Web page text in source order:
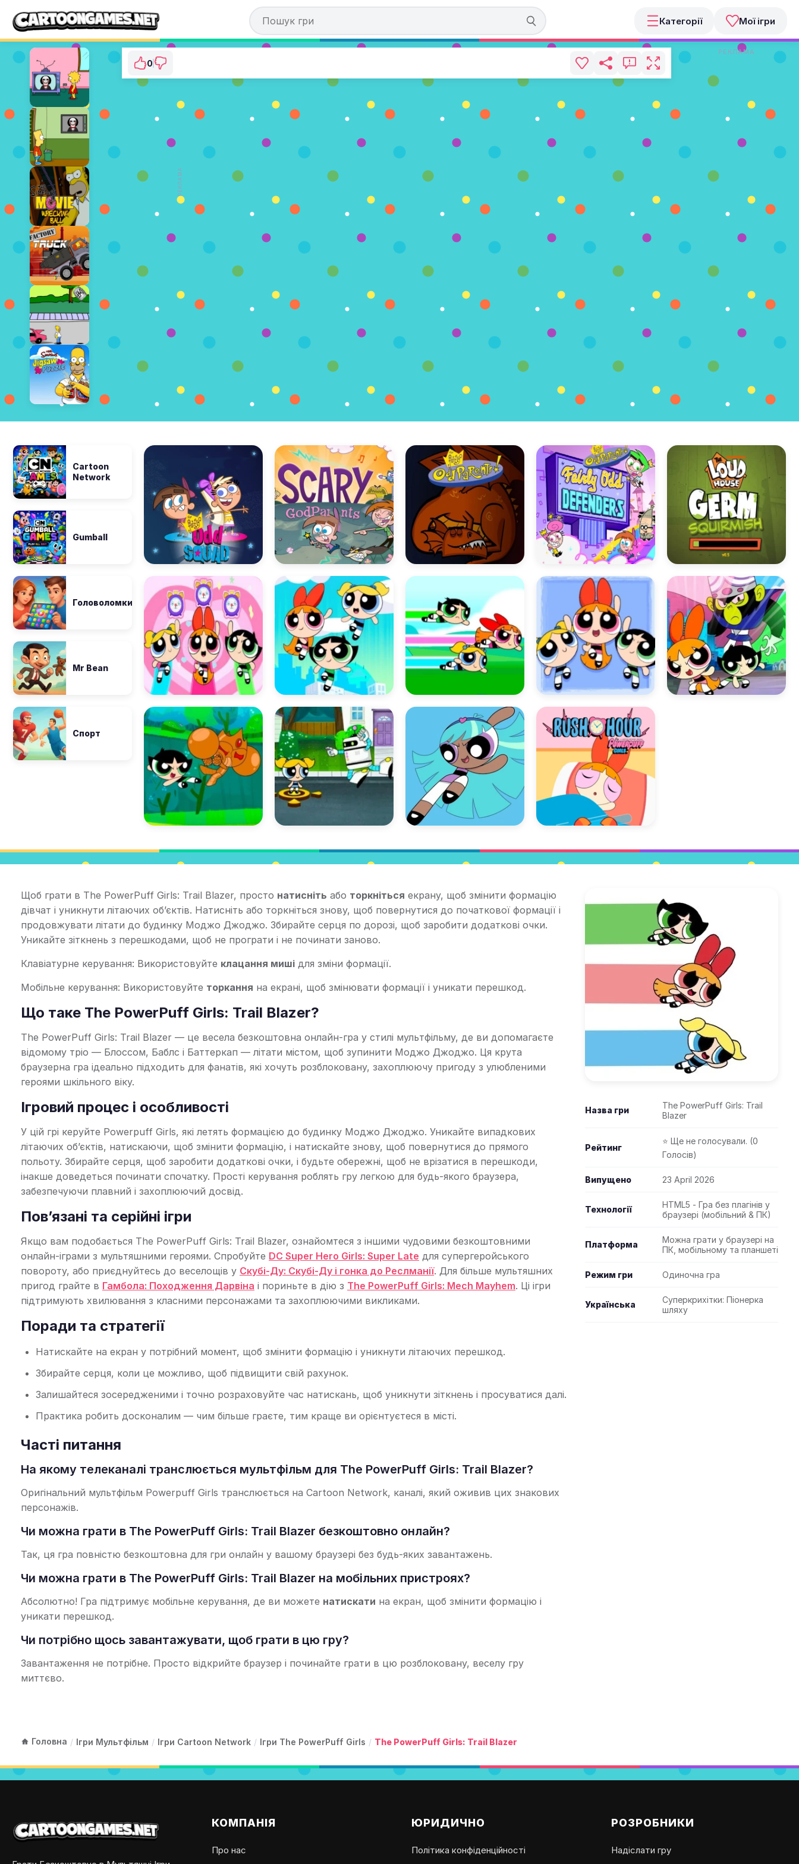
Категорії Мої ігри
⭐ Ще не голосували. (0 Голосів)
ГРАТИ ЗАРАЗ
0
РЕКЛАМА
РЕКЛАМА
Cartoon
Network
Gumball
Головоломки
Mr Bean
Спорт
Щоб грати в The PowerPuff Girls: Trail Blazer, просто натисніть або торкніться екрану, щоб змінити формацію
дівчат і уникнути літаючих об’єктів. Натисніть або торкніться знову, щоб повернутися до початкової формації і
продовжувати літати до будинку Моджо Джоджо. Збирайте серця по дорозі, щоб заробити додаткові очки.
Уникайте зіткнень з перешкодами, щоб не програти і не починати заново.
Клавіатурне керування: Використовуйте клацання миші для зміни формації.
Мобільне керування: Використовуйте торкання на екрані, щоб змінювати формації і уникати перешкод.
Що таке The PowerPuff Girls: Trail Blazer?
The PowerPuff Girls: Trail Blazer — це весела безкоштовна онлайн-гра у стилі мультфільму, де ви допомагаєте
відомому тріо — Блоссом, Баблс і Баттеркап — літати містом, щоб зупинити Моджо Джоджо. Ця крута
браузерна гра ідеально підходить для фанатів, які хочуть розблоковану, захоплюючу пригоду з улюбленими
героями шкільного віку.
Ігровий процес і особливості
У цій грі керуйте Powerpuff Girls, які летять формацією до будинку Моджо Джоджо. Уникайте випадкових
літаючих об’єктів, натискаючи, щоб змінити формацію, і натискайте знову, щоб повернутися до прямого
польоту. Збирайте серця, щоб заробити додаткові очки, і будьте обережні, щоб не врізатися в перешкоди,
інакше доведеться починати спочатку. Прості керування роблять гру легкою для будь-якого браузера,
забезпечуючи плавний і захоплюючий досвід.
Пов’язані та серійні ігри
Якщо вам подобається The PowerPuff Girls: Trail Blazer, ознайомтеся з іншими чудовими безкоштовними
онлайн-іграми з мультяшними героями. Спробуйте DC Super Hero Girls: Super Late для супергеройського
повороту, або приєднуйтесь до веселощів у Скубі-Ду: Скубі-Ду і гонка до Реслманії. Для більше мультяшних
пригод грайте в Гамбола: Походження Дарвіна і пориньте в дію з The PowerPuff Girls: Mech Mayhem. Ці ігри
підтримують хвилювання з класними персонажами та захоплюючими викликами.
Поради та стратегії
Натискайте на екран у потрібний момент, щоб змінити формацію і уникнути літаючих перешкод.
Збирайте серця, коли це можливо, щоб підвищити свій рахунок.
Залишайтеся зосередженими і точно розраховуйте час натискань, щоб уникнути зіткнень і просуватися далі.
Практика робить досконалим — чим більше граєте, тим краще ви орієнтуєтеся в місті.
Часті питання
На якому телеканалі транслюється мультфільм для The PowerPuff Girls: Trail Blazer?
Оригінальний мультфільм Powerpuff Girls транслюється на Cartoon Network, каналі, який оживив цих знакових
персонажів.
Чи можна грати в The PowerPuff Girls: Trail Blazer безкоштовно онлайн?
Так, ця гра повністю безкоштовна для гри онлайн у вашому браузері без будь-яких завантажень.
Чи можна грати в The PowerPuff Girls: Trail Blazer на мобільних пристроях?
Абсолютно! Гра підтримує мобільне керування, де ви можете натискати на екран, щоб змінити формацію і
уникати перешкод.
Чи потрібно щось завантажувати, щоб грати в цю гру?
Завантаження не потрібне. Просто відкрийте браузер і починайте грати в цю розблоковану, веселу гру
миттєво.
Назва гри
The PowerPuff Girls: Trail
Blazer
Рейтинг
⭐ Ще не голосували. (0
Голосів)
Випущено 23 April 2026
Технології
HTML5 - Гра без плагінів у
браузері (мобільний & ПК)
Платформа
Можна грати у браузері на
ПК, мобільному та планшеті
Режим гри Одиночна гра
Українська
Суперкрихітки: Піонерка
шляху
Головна / Ігри Мультфільм / Ігри Cartoon Network / Ігри The PowerPuff Girls / The PowerPuff Girls: Trail Blazer
КОМПАНІЯ
Про нас
ЮРИДИЧНО
Політика конфіденційності
РОЗРОБНИКИ
Надіслати гру